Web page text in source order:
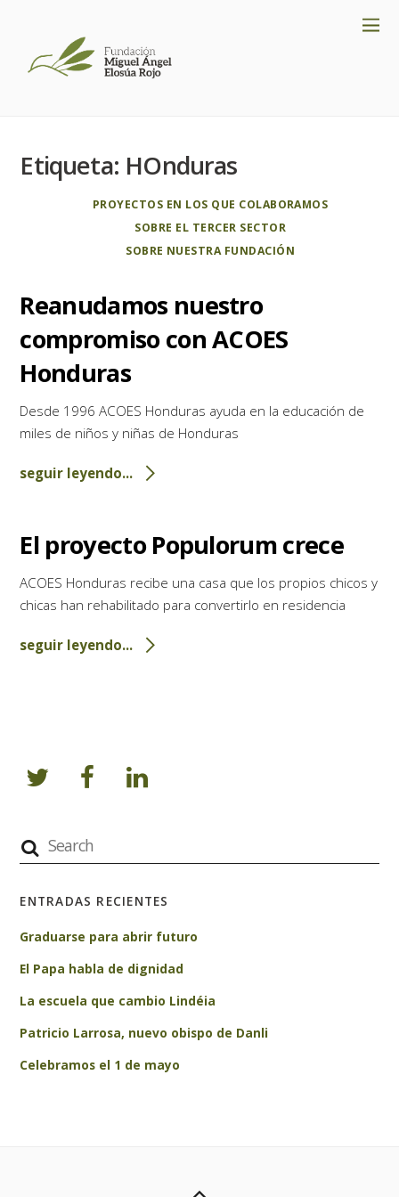
Etiqueta: HOnduras
PROYECTOS EN LOS QUE COLABORAMOS
SOBRE EL TERCER SECTOR
SOBRE NUESTRA FUNDACIÓN
Reanudamos nuestro
compromiso con ACOES
Honduras
Desde 1996 ACOES Honduras ayuda en la educación de
miles de niños y niñas de Honduras
seguir leyendo...
El proyecto Populorum crece
ACOES Honduras recibe una casa que los propios chicos y
chicas han rehabilitado para convertirlo en residencia
seguir leyendo...
ENTRADAS RECIENTES
Graduarse para abrir futuro
El Papa habla de dignidad
La escuela que cambio Lindéia
Patricio Larrosa, nuevo obispo de Danli
Celebramos el 1 de mayo